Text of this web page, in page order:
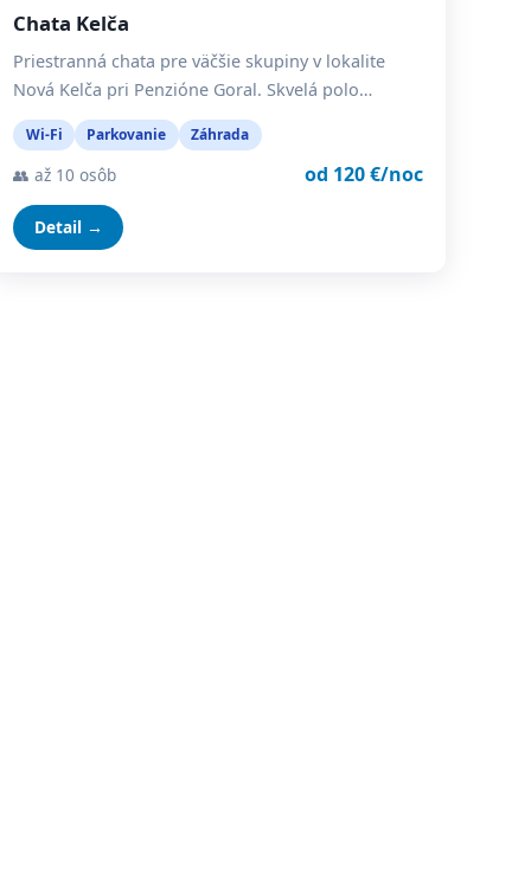
Chata Kelča
Priestranná chata pre väčšie skupiny v lokalite
Nová Kelča pri Penzióne Goral. Skvelá polo…
Wi-Fi Parkovanie Záhrada
👥 až 10 osôb od 120 €/noc
Detail →